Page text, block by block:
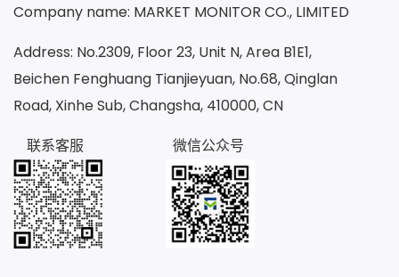
Company name: MARKET MONITOR CO., LIMITED
Address: No.2309, Floor 23, Unit N, Area B1E1,
Beichen Fenghuang Tianjieyuan, No.68, Qinglan
Road, Xinhe Sub, Changsha, 410000, CN
联系客服
微信公众号